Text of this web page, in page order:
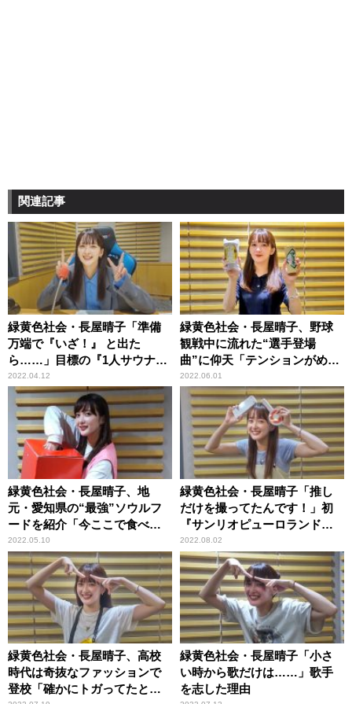
関連記事
緑黄色社会・長屋晴子「準備
万端で『いざ！』 と出た
ら……」目標の『1人サウナ』
は叶わず「ごめんなさい！」
2022.04.12
緑黄色社会・長屋晴子、野球
観戦中に流れた“選手登場
曲”に仰天「テンションがめっ
ちゃ上がりましたね！」
2022.06.01
緑黄色社会・長屋晴子、地
元・愛知県の“最強”ソウルフ
ードを紹介「今ここで食べて
ほしい！（笑）」
2022.05.10
緑黄色社会・長屋晴子「推し
だけを撮ってたんです！」初
『サンリオピューロランド』
で衝撃的な光景を目撃
2022.08.02
緑黄色社会・長屋晴子、高校
時代は奇抜なファッションで
登校「確かにトガってたとは
緑黄色社会・長屋晴子「小さ
い時から歌だけは……」歌手
を志した理由